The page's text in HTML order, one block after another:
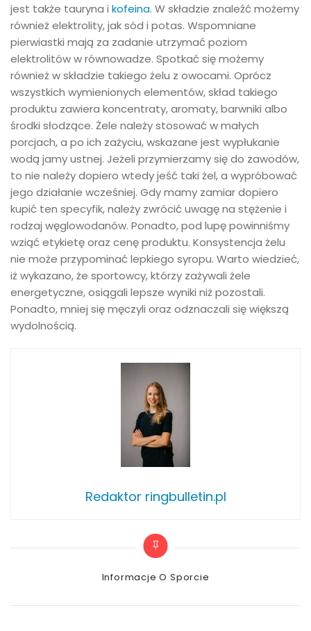
jest także tauryna i kofeina. W składzie znaleźć możemy
również elektrolity, jak sód i potas. Wspomniane
pierwiastki mają za zadanie utrzymać poziom
elektrolitów w równowadze. Spotkać się możemy
również w składzie takiego żelu z owocami. Oprócz
wszystkich wymienionych elementów, skład takiego
produktu zawiera koncentraty, aromaty, barwniki albo
środki słodzące. Żele należy stosować w małych
porcjach, a po ich zażyciu, wskazane jest wypłukanie
wodą jamy ustnej. Jeżeli przymierzamy się do zawodów,
to nie należy dopiero wtedy jeść taki żel, a wypróbować
jego działanie wcześniej. Gdy mamy zamiar dopiero
kupić ten specyfik, należy zwrócić uwagę na stężenie i
rodzaj węglowodanów. Ponadto, pod lupę powinniśmy
wziąć etykietę oraz cenę produktu. Konsystencja żelu
nie może przypominać lepkiego syropu. Warto wiedzieć,
iż wykazano, że sportowcy, którzy zażywali żele
energetyczne, osiągali lepsze wyniki niż pozostali.
Ponadto, mniej się męczyli oraz odznaczali się większą
wydolnością.
Redaktor ringbulletin.pl
Categories
Informacje O Sporcie